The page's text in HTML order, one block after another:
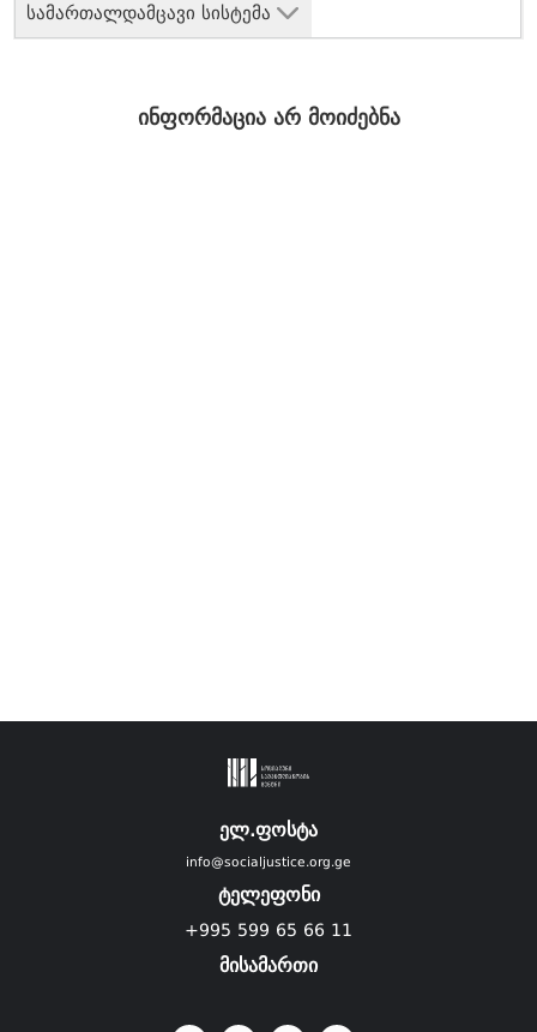
სამართალდამცავი სისტემა
ინფორმაცია არ მოიძებნა
ელ.ფოსტა
info@socialjustice.org.ge
ტელეფონი
+995 599 65 66 11
მისამართი